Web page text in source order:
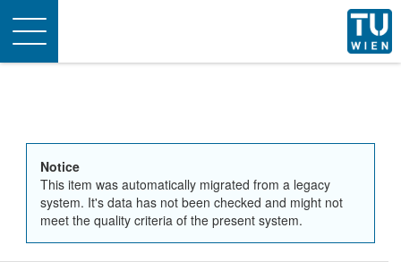
Toggle
navigation
Notice
This item was automatically migrated from a legacy
system. It's data has not been checked and might not
meet the quality criteria of the present system.